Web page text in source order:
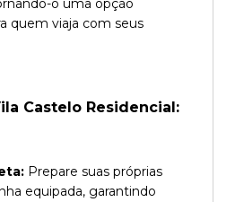
o uma opção
quem viaja com seus
Castelo Residencial:
Prepare suas próprias
equipada, garantindo